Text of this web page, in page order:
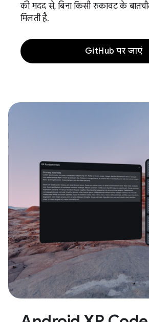
की मदद से, बिना किसी रुकावट के
मिलती है.
GitHub पर जाएं